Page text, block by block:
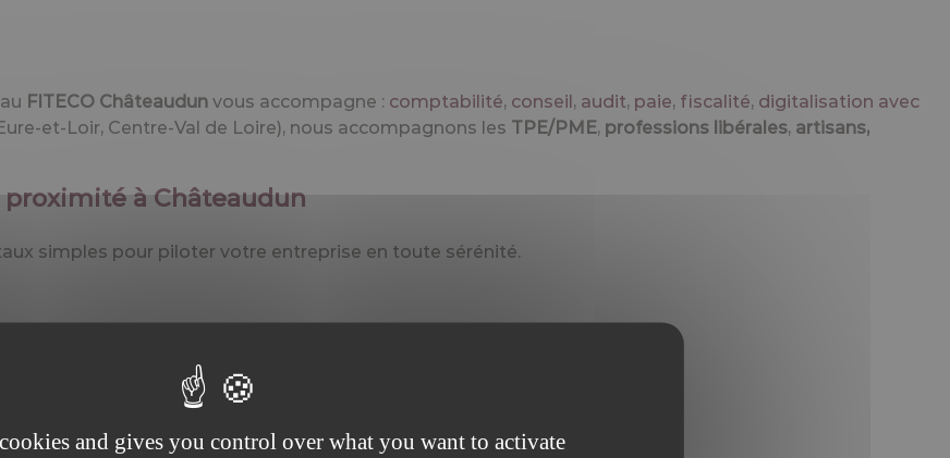
FITECO Châteaudun vous accompagne : comptabilité, conseil , audit, paie, fiscalité, digitalisation avec
et-Loir, Centre-Val de Loire), nous accompagnons les TPE/PME, professions libérales, artisans,
à Châteaudun
simples pour piloter votre entreprise en toute sérénité.
and gives you control over what you want to activate